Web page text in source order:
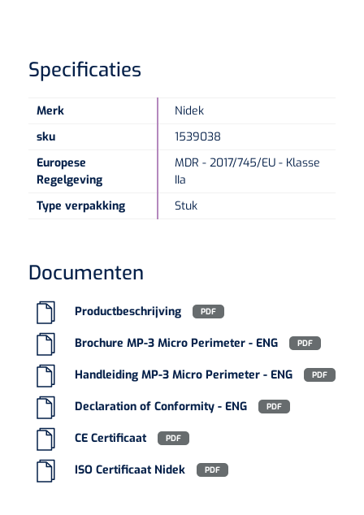
Specificaties
Merk
Nidek
sku
1539038
Europese
Regelgeving
MDR - 2017/745/EU - Klasse
IIa
Type verpakking
Stuk
Documenten
Productbeschrijving PDF
Brochure MP-3 Micro Perimeter - ENG PDF
Handleiding MP-3 Micro Perimeter - ENG PDF
Declaration of Conformity - ENG PDF
CE Certificaat PDF
ISO Certificaat Nidek PDF